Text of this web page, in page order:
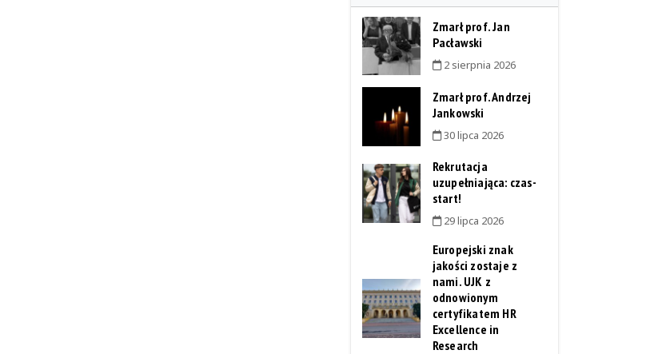
Zmarł prof. Jan
Pacławski
2 sierpnia 2026
Zmarł prof. Andrzej
Jankowski
30 lipca 2026
Rekrutacja
uzupełniająca: czas-
start!
29 lipca 2026
Europejski znak
jakości zostaje z
nami. UJK z
odnowionym
certyfikatem HR
Excellence in
Research